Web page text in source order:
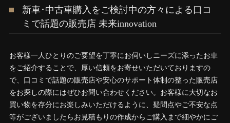
新車･中古車購入をご検討中の方々による口コ
ミで話題の販売店 未来innovation
お客様一人ひとりのご要望を丁寧にお伺いしニーズに添ったお車
をご紹介することで、厚い信頼をお寄せいただいておりますの
で、口コミで話題の販売店や安心のサポート体制の整った販売店
をお探しの際にはぜひお問い合わせください。お客様に大切なお
買い物を存分にお楽しみいただけるように、疑問点やご不安な点
等がございましたらお見積もりの作成からご購入まで細やかにご